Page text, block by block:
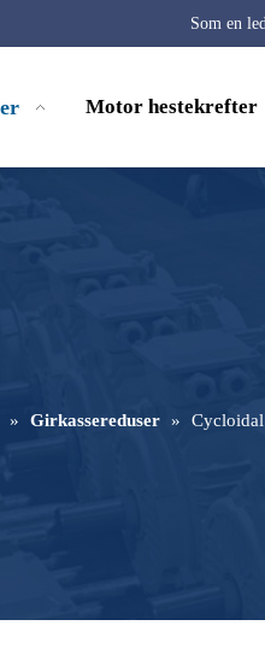
Som en
Motor hestekrefter
» Girkassereduser »